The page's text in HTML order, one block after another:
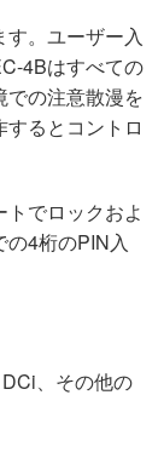
。ユーザー入
4Bはすべての
の注意散漫を
るとコントロ
でロックおよ
4桁のPIN入
、その他の